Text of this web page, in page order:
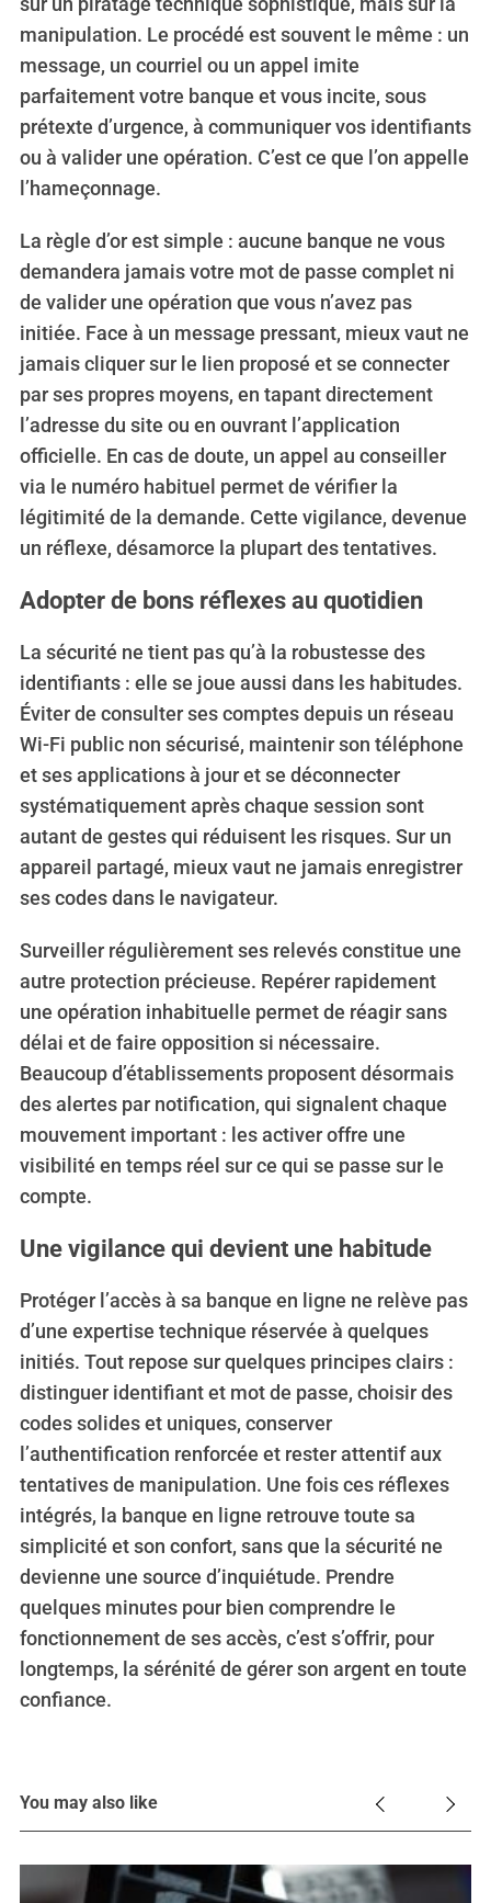
manipulation. Le procédé est souvent le même : un
message, un courriel ou un appel imite
parfaitement votre banque et vous incite, sous
prétexte d’urgence, à communiquer vos identifiants
ou à valider une opération. C’est ce que l’on appelle
l’hameçonnage.
La règle d’or est simple : aucune banque ne vous
demandera jamais votre mot de passe complet ni
de valider une opération que vous n’avez pas
initiée. Face à un message pressant, mieux vaut ne
jamais cliquer sur le lien proposé et se connecter
par ses propres moyens, en tapant directement
l’adresse du site ou en ouvrant l’application
officielle. En cas de doute, un appel au conseiller
via le numéro habituel permet de vérifier la
légitimité de la demande. Cette vigilance, devenue
un réflexe, désamorce la plupart des tentatives.
Adopter de bons réflexes au quotidien
La sécurité ne tient pas qu’à la robustesse des
identifiants : elle se joue aussi dans les habitudes.
Éviter de consulter ses comptes depuis un réseau
Wi-Fi public non sécurisé, maintenir son téléphone
et ses applications à jour et se déconnecter
systématiquement après chaque session sont
autant de gestes qui réduisent les risques. Sur un
appareil partagé, mieux vaut ne jamais enregistrer
ses codes dans le navigateur.
Surveiller régulièrement ses relevés constitue une
autre protection précieuse. Repérer rapidement
une opération inhabituelle permet de réagir sans
délai et de faire opposition si nécessaire.
Beaucoup d’établissements proposent désormais
des alertes par notification, qui signalent chaque
mouvement important : les activer offre une
visibilité en temps réel sur ce qui se passe sur le
compte.
Une vigilance qui devient une habitude
Protéger l’accès à sa banque en ligne ne relève pas
d’une expertise technique réservée à quelques
initiés. Tout repose sur quelques principes clairs :
distinguer identifiant et mot de passe, choisir des
codes solides et uniques, conserver
l’authentification renforcée et rester attentif aux
tentatives de manipulation. Une fois ces réflexes
intégrés, la banque en ligne retrouve toute sa
simplicité et son confort, sans que la sécurité ne
devienne une source d’inquiétude. Prendre
quelques minutes pour bien comprendre le
fonctionnement de ses accès, c’est s’offrir, pour
longtemps, la sérénité de gérer son argent en toute
confiance.
You may also like